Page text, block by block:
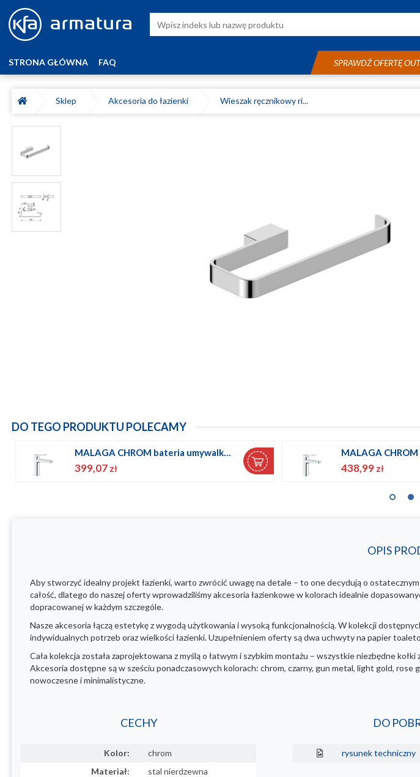
STRONA GŁÓWNA FAQ SPRAWDŹ OFERTĘ
Sklep Akcesoria do łazienki Wieszak ręcznikowy ri...
DO TEGO PRODUKTU POLECAMY
MALAGA CHROM bateria umywalkowa
399,07 zł 438,99 zł
OPIS
Aby stworzyć idealny projekt łazienki, warto zwrócić uwagę na detale – to one decydują o
całość, dlatego do naszej oferty wprowadziliśmy akcesoria łazienkowe w kolorach idealnie
dopracowanej w każdym szczególe.
Nasze akcesoria łączą estetykę z wygodą użytkowania i wysoką funkcjonalnością. W kolekcji
indywidualnych potrzeb oraz wielkości łazienki. Uzupełnieniem oferty są dwa uchwyty na papier
Cała kolekcja została zaprojektowana z myślą o łatwym i szybkim montażu – wszystkie niezbędne
Akcesoria dostępne są w sześciu ponadczasowych kolorach: chrom, czarny, gun metal, light gold,
nowoczesne i minimalistyczne.
CECHY
Kolor:
chrom
Materiał:
stal nierdzewna
DO
rysunek techniczny